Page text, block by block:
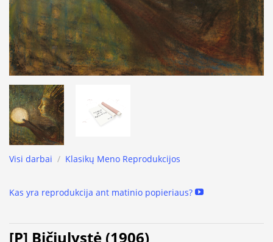
Visi darbai / Klasikų Meno Reprodukcijos
Kas yra reprodukcija ant matinio popieriaus?
[P] Bičiulystė (1906)